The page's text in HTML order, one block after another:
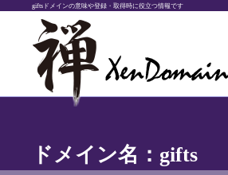
giftsドメインの意味や登録・取得時に役立つ情報です
ドメイン名：gifts